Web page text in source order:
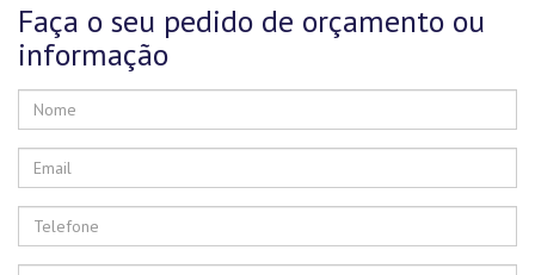
Faça o seu pedido de orçamento ou
informação